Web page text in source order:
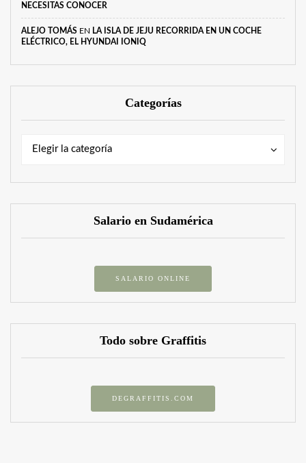
NECESITAS CONOCER
ALEJO TOMÁS EN LA ISLA DE JEJU RECORRIDA EN UN COCHE
ELÉCTRICO, EL HYUNDAI IONIQ
Categorías
Elegir la categoría
Categorías
Salario en Sudamérica
SALARIO ONLINE
Todo sobre Graffitis
DEGRAFFITIS.COM